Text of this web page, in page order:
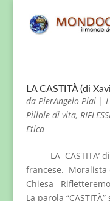
LA CASTITÀ (di
da PierAngelo Piai|
Pillole di vita,
Etica
LA CASTITA’ di
francese. Moralista
Chiesa
La parola